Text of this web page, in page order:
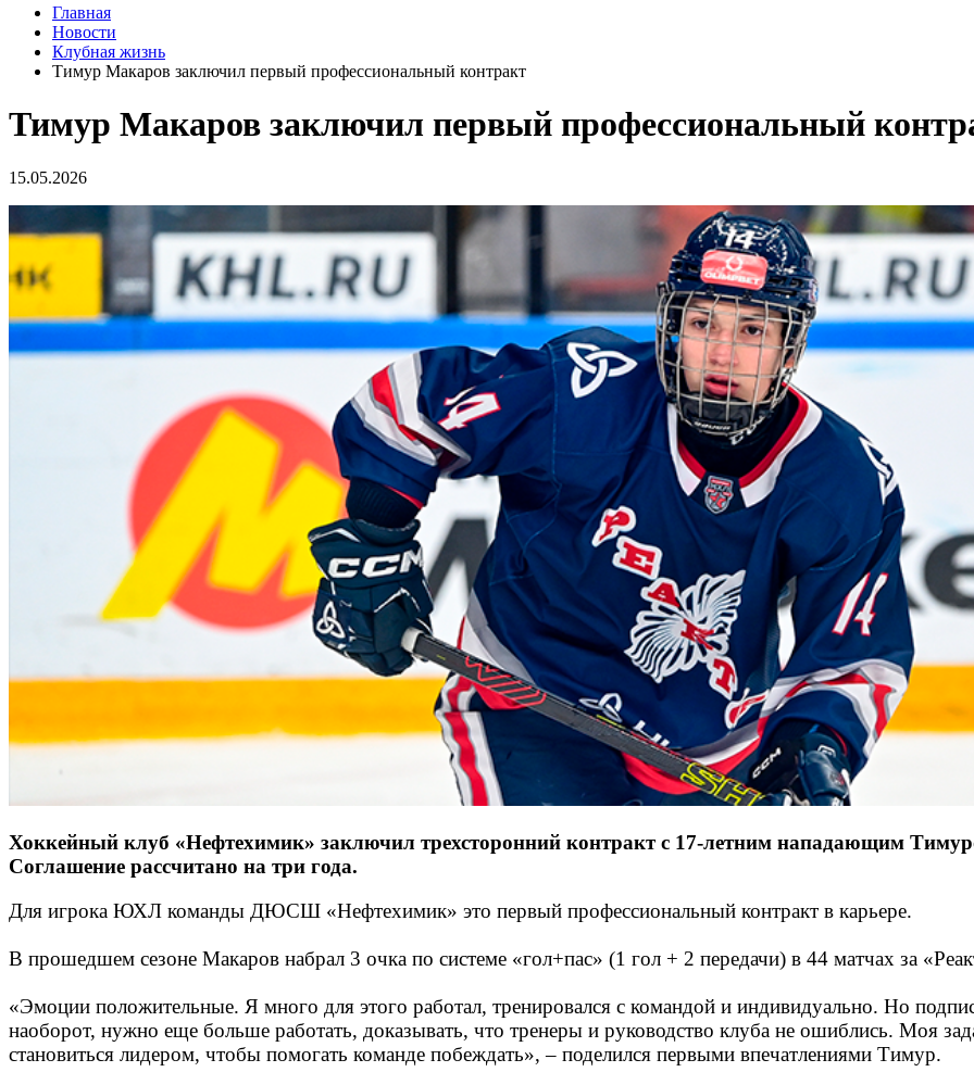
Главная
Новости
Клубная жизнь
Тимур Макаров заключил первый профессиональный контракт
Тимур Макаров заключил первый профессиональный
15.05.2026
Хоккейный клуб «Нефтехимик» заключил трехсторонний контракт с 17-летним нападающим
Соглашение рассчитано на три года.
Для игрока ЮХЛ команды ДЮСШ «Нефтехимик» это первый профессиональный контракт в карьере.
В прошедшем сезоне Макаров набрал 3 очка по системе «гол+пас» (1 гол + 2 передачи) в 44 матчах за
«Эмоции положительные. Я много для этого работал, тренировался с командой и индивидуально. Но
наоборот, нужно еще больше работать, доказывать, что тренеры и руководство клуба не ошиблись. Моя
становиться лидером, чтобы помогать команде побеждать», – поделился первыми впечатлениями Тимур.